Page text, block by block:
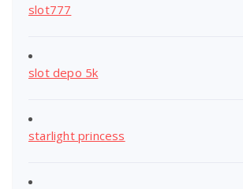
slot777
slot depo 5k
starlight princess